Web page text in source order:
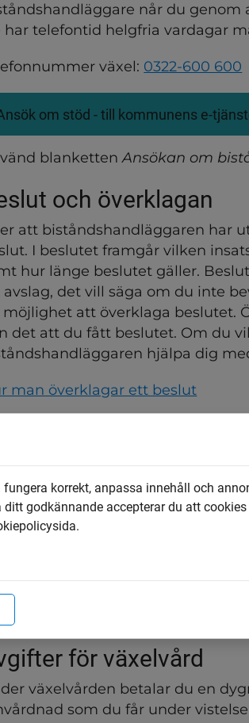
når du
har telefontid helgfria vardagar
växel: 0322-600 600
om stöd - till kommunens e-
blanketten Ansökan om
och överklagan
att biståndshandläggaren har
I beslutet framgår vilken
hur länge beslutet gäller.
avslag, det vill säga om du inte
möjlighet att överklaga beslutet.
det att du fått beslutet. Om du
hjälpa dig
man överklagar ett beslut
situation kan förändras och det
som tillgodoses. Om dina
minskas eller du behöver
du möter omfattas av
och socialtjänstlagen.
för växelvård
växelvården betalar du en
som du får under
korrekt, anpassa innehåll och
godkännande accepterar du att